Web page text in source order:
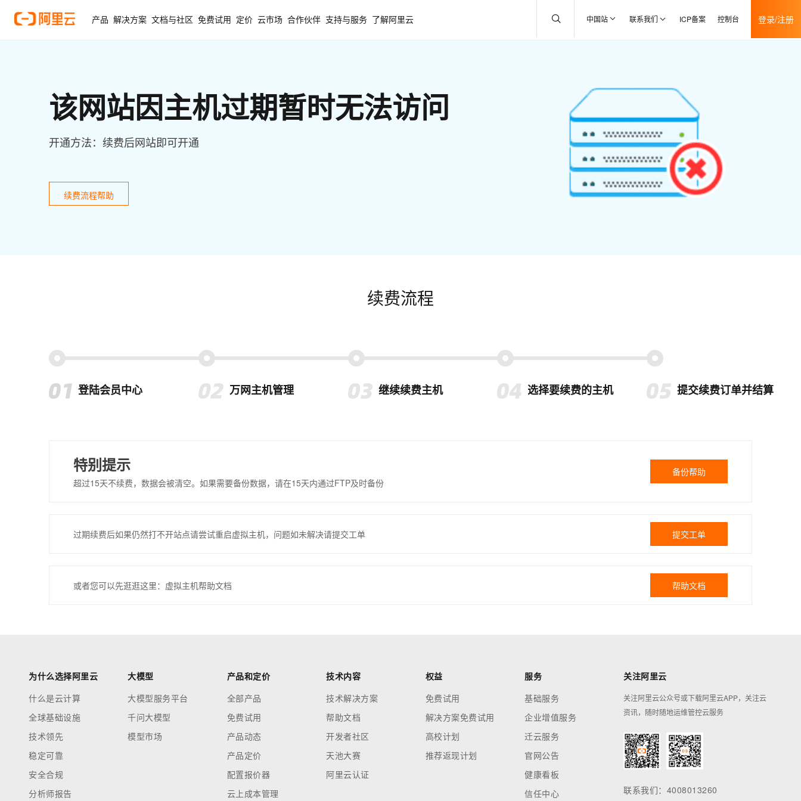
产品 解决方案 文档与社区 免费试用 定价 云市场 合作伙伴 支持与服务 了解阿里云 中国站 联系我们 ICP备案 控制台 登录/注册
该网站因主机过期暂时无法访问
开通方法：续费后网站即可开通
续费流程帮助
续费流程
登陆会员中心 万网主机管理 继续续费主机 选择要续费的主机 提交续费订单并结算
特别提示
超过15天不续费，数据会被清空。如果需要备份数据，请在15天内通过FTP及时备份
备份帮助
过期续费后如果仍然打不开站点请尝试重启虚拟主机，问题如未解决请提交工单 提交工单
或者您可以先逛逛这里：虚拟主机帮助文档 帮助文档